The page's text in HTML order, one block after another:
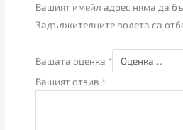
Вашият имейл адрес няма да
Задължителните полета са
Вашата оценка *
Вашият отзив *